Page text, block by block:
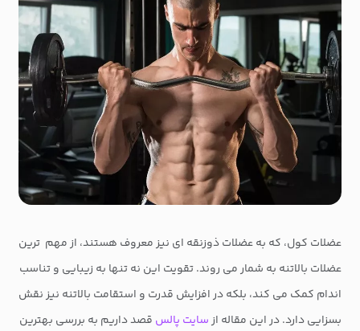
عضلات کول، که به عضلات ذوزنقه ای نیز معروف هستند، از مهم ترین
عضلات بالاتنه به شمار می روند. تقویت این نه تنها به زیبایی و تناسب
اندام کمک می کند، بلکه در افزایش قدرت و استقامت بالاتنه نیز نقش
بسزایی دارد. در این مقاله ازسایت پالس قصد داریم به بررسی بهترین